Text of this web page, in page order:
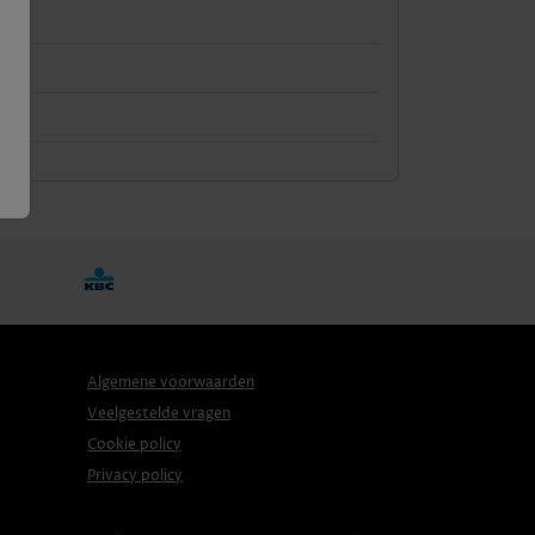
Algemene voorwaarden
Veelgestelde vragen
Cookie policy
Privacy policy